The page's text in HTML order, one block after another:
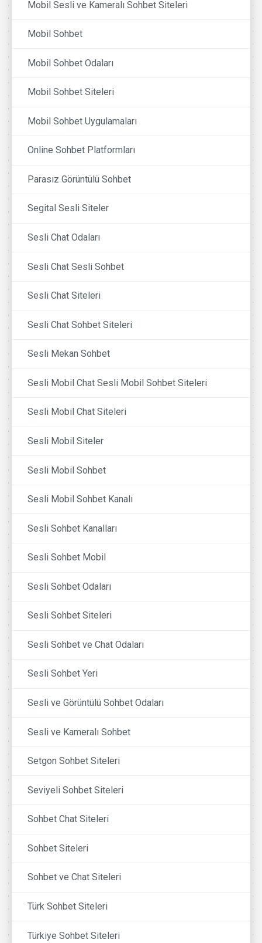
Mobil Sesli ve Kameralı Sohbet Siteleri
Mobil Sohbet
Mobil Sohbet Odaları
Mobil Sohbet Siteleri
Mobil Sohbet Uygulamaları
Online Sohbet Platformları
Parasız Görüntülü Sohbet
Segital Sesli Siteler
Sesli Chat Odaları
Sesli Chat Sesli Sohbet
Sesli Chat Siteleri
Sesli Chat Sohbet Siteleri
Sesli Mekan Sohbet
Sesli Mobil Chat Sesli Mobil Sohbet Siteleri
Sesli Mobil Chat Siteleri
Sesli Mobil Siteler
Sesli Mobil Sohbet
Sesli Mobil Sohbet Kanalı
Sesli Sohbet Kanalları
Sesli Sohbet Mobil
Sesli Sohbet Odaları
Sesli Sohbet Siteleri
Sesli Sohbet ve Chat Odaları
Sesli Sohbet Yeri
Sesli ve Görüntülü Sohbet Odaları
Sesli ve Kameralı Sohbet
Setgon Sohbet Siteleri
Seviyeli Sohbet Siteleri
Sohbet Chat Siteleri
Sohbet Siteleri
Sohbet ve Chat Siteleri
Türk Sohbet Siteleri
Türkiye Sohbet Siteleri